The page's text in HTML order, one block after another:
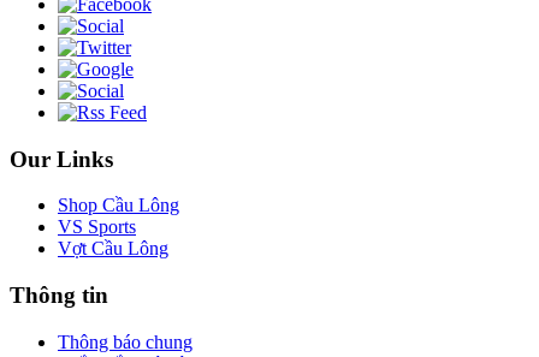
Our Links
Shop Cầu Lông
VS Sports
Vợt Cầu Lông
Thông tin
Thông báo chung